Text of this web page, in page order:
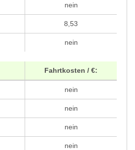
nein
8,53
nein
Fahrtkosten / €:
nein
nein
nein
nein